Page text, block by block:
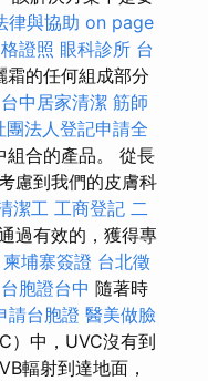
律與協助 on page
證照 眼科診所 台
霜的任何組成部分
台中居家清潔 筋師
團法人登記申請全
組合的產品。 從長
慮到我們的皮膚科
潔工 工商登記 二
過有效的，獲得專
柬埔寨簽證 台北徵
台胞證台中 隨著時
請台胞證 醫美做臉
）中，UVC沒有到
輻射到達地面，